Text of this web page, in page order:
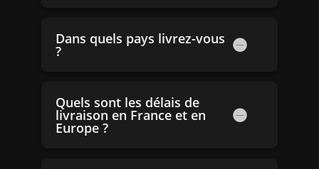
Dans quels pays livrez-vous
?
Quels sont les délais de
livraison en France et en
Europe ?